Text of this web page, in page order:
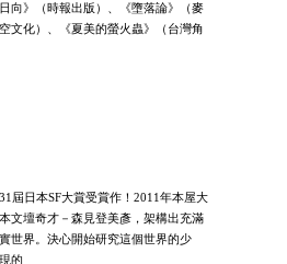
向》（時報出版）、《墮落論》（麥
文化）、《夏美的螢火蟲》（台灣角
屆日本SF大賞受賞作！2011年本屋大
文壇奇才－森見登美彥，架構出充滿
世界。決心開始研究這個世界的少
的